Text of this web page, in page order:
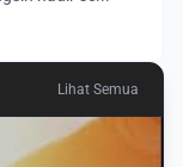
Lihat Semua